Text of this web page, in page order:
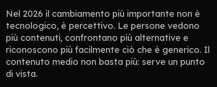
Nel 2026 il cambiamento più importante non è
tecnologico, è percettivo. Le persone vedono
più contenuti, confrontano più alternative e
riconoscono più facilmente ciò che è generico. Il
contenuto medio non basta più: serve un punto
di vista.